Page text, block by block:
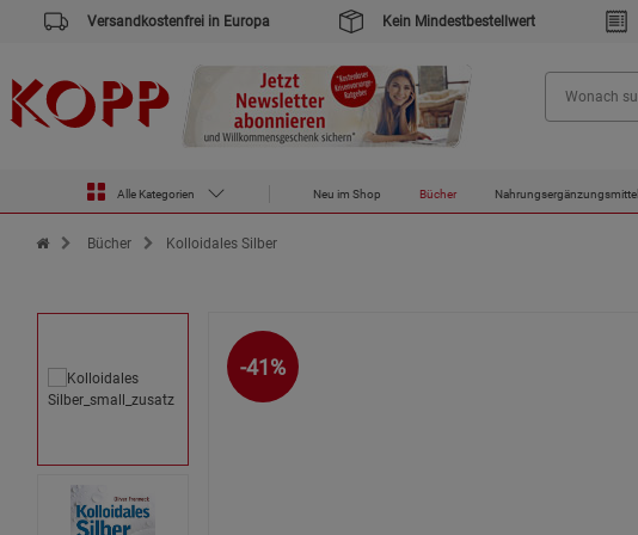
Versandkostenfrei in Europa Kein Mindestbestellwert
Alle Kategorien Neu im Shop Bücher Nahrungsergänzungsmittel
Zur Startseite des Kopp Verlag Online-Shop
Bücher Kolloidales Silber
-41%